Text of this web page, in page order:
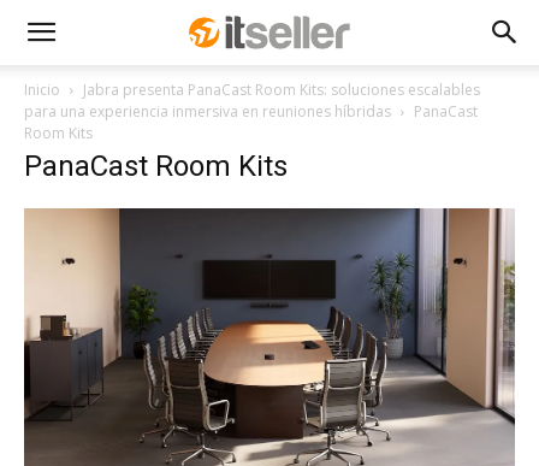
Inicio
Jabra presenta PanaCast Room Kits: soluciones escalables
para una experiencia inmersiva en reuniones híbridas
PanaCast
Room Kits
PanaCast Room Kits